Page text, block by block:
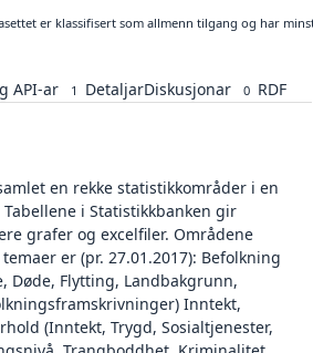
er klassifisert som allmenn tilgang og har
API-ar 1 DetaljarDiskusjonar 0 RDF
en rekke statistikkområder i en
i Statistikkbanken gir
grafer og excelfiler. Områdene
er (pr. 27.01.2017): Befolkning
Døde, Flytting, Landbakgrunn,
Inntekt,
(Inntekt, Trygd, Sosialtjenester,